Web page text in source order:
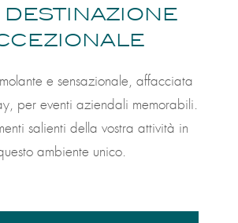
destinazione
e sensazionale, affacciata
per eventi aziendali memorabili.
salienti della vostra attività in
ambiente unico.